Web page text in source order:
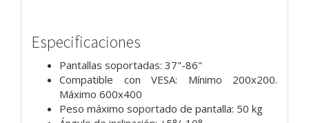
Especificaciones
Pantallas soportadas: 37"-86"
Compatible con VESA: Mínimo 200x200.
Máximo 600x400
Peso máximo soportado de pantalla: 50 kg